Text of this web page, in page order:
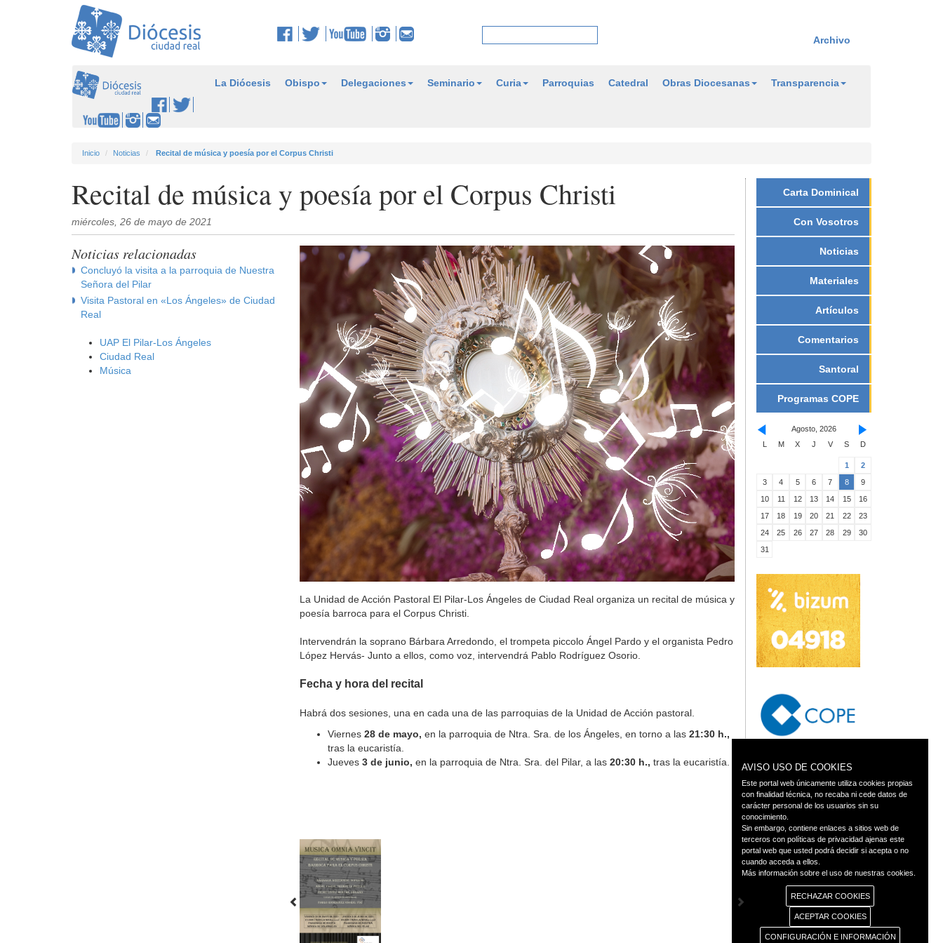
Archivo
La Diócesis Obispo Delegaciones Seminario Curia Parroquias Catedral Obras Diocesanas Transparencia
Inicio Noticias Recital de música y poesía por el Corpus Christi
Recital de música y poesía por el Corpus Christi
miércoles, 26 de mayo de 2021
Noticias relacionadas
Concluyó la visita a la parroquia de Nuestra
Señora del Pilar
Visita Pastoral en «Los Ángeles» de Ciudad
Real
UAP El Pilar-Los Ángeles
Ciudad Real
Música
La Unidad de Acción Pastoral El Pilar-Los Ángeles de Ciudad Real organiza un recital de música y
poesía barroca para el Corpus Christi.
Intervendrán la soprano Bárbara Arredondo, el trompeta piccolo Ángel Pardo y el organista Pedro
López Hervás- Junto a ellos, como voz, intervendrá Pablo Rodríguez Osorio.
Fecha y hora del recital
Habrá dos sesiones, una en cada una de las parroquias de la Unidad de Acción pastoral.
Viernes 28 de mayo, en la parroquia de Ntra. Sra. de los Ángeles, en torno a las21:30 h.,
tras la eucaristía.
Jueves 3 de junio, en la parroquia de Ntra. Sra. del Pilar, a las 20:30 h., tras la eucaristía.
Carta Dominical
Con Vosotros
Noticias
Materiales
Artículos
Comentarios
Santoral
Programas COPE
Agosto, 2026
L
M X J V S D
1
2
3
4 5 6 7 8
9
10
11 12 13 14 15
16
17
18 19 20 21 22
23
24
25 26 27 28 29
30
31
AVISO USO DE COOKIES
Este portal web únicamente utiliza cookies propias
con finalidad técnica, no recaba ni cede datos de
carácter personal de los usuarios sin su
conocimiento.
Sin embargo, contiene enlaces a sitios web de
terceros con políticas de privacidad ajenas este
portal web que usted podrá decidir si acepta o no
cuando acceda a ellos.
Más información sobre el uso de nuestras cookies.
RECHAZAR COOKIES
ACEPTAR COOKIES
CONFIGURACIÓN E INFORMACIÓN